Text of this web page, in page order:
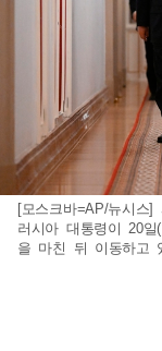
[모스크바=AP/뉴시스
러시아 대통령이 20
을 마친 뒤 이동하고